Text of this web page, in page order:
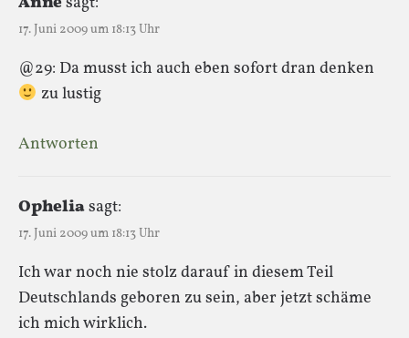
17. Juni 2009 um 18:13 Uhr
@29: Da musst ich auch eben sofort dran denken
zu lustig
Antworten
Opheliasagt:
17. Juni 2009 um 18:13 Uhr
Ich war noch nie stolz darauf in diesem Teil
Deutschlands geboren zu sein, aber jetzt schäme
ich mich wirklich.